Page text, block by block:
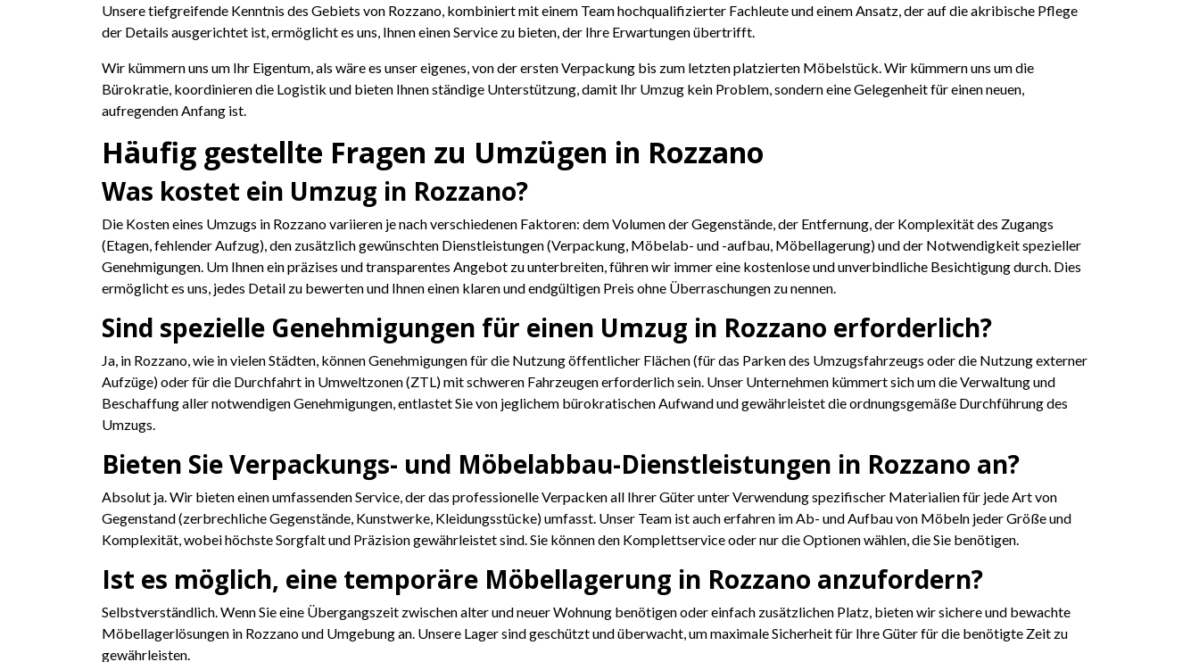
Unsere tiefgreifende Kenntnis des Gebiets von Rozzano, kombiniert mit einem Team hochqualifizierter Fachleute und einem Ansatz, der auf die akribische Pflege
der Details ausgerichtet ist, ermöglicht es uns, Ihnen einen Service zu bieten, der Ihre Erwartungen übertrifft.
Wir kümmern uns um Ihr Eigentum, als wäre es unser eigenes, von der ersten Verpackung bis zum letzten platzierten Möbelstück. Wir kümmern uns um die
Bürokratie, koordinieren die Logistik und bieten Ihnen ständige Unterstützung, damit Ihr Umzug kein Problem, sondern eine Gelegenheit für einen neuen,
aufregenden Anfang ist.
Häufig gestellte Fragen zu Umzügen in Rozzano
Was kostet ein Umzug in Rozzano?
Die Kosten eines Umzugs in Rozzano variieren je nach verschiedenen Faktoren: dem Volumen der Gegenstände, der Entfernung, der Komplexität des Zugangs
(Etagen, fehlender Aufzug), den zusätzlich gewünschten Dienstleistungen (Verpackung, Möbelab- und -aufbau, Möbellagerung) und der Notwendigkeit spezieller
Genehmigungen. Um Ihnen ein präzises und transparentes Angebot zu unterbreiten, führen wir immer eine kostenlose und unverbindliche Besichtigung durch. Dies
ermöglicht es uns, jedes Detail zu bewerten und Ihnen einen klaren und endgültigen Preis ohne Überraschungen zu nennen.
Sind spezielle Genehmigungen für einen Umzug in Rozzano erforderlich?
Ja, in Rozzano, wie in vielen Städten, können Genehmigungen für die Nutzung öffentlicher Flächen (für das Parken des Umzugsfahrzeugs oder die Nutzung externer
Aufzüge) oder für die Durchfahrt in Umweltzonen (ZTL) mit schweren Fahrzeugen erforderlich sein. Unser Unternehmen kümmert sich um die Verwaltung und
Beschaffung aller notwendigen Genehmigungen, entlastet Sie von jeglichem bürokratischen Aufwand und gewährleistet die ordnungsgemäße Durchführung des
Umzugs.
Bieten Sie Verpackungs- und Möbelabbau-Dienstleistungen in Rozzano an?
Absolut ja. Wir bieten einen umfassenden Service, der das professionelle Verpacken all Ihrer Güter unter Verwendung spezifischer Materialien für jede Art von
Gegenstand (zerbrechliche Gegenstände, Kunstwerke, Kleidungsstücke) umfasst. Unser Team ist auch erfahren im Ab- und Aufbau von Möbeln jeder Größe und
Komplexität, wobei höchste Sorgfalt und Präzision gewährleistet sind. Sie können den Komplettservice oder nur die Optionen wählen, die Sie benötigen.
Ist es möglich, eine temporäre Möbellagerung in Rozzano anzufordern?
Selbstverständlich. Wenn Sie eine Übergangszeit zwischen alter und neuer Wohnung benötigen oder einfach zusätzlichen Platz, bieten wir sichere und bewachte
Möbellagerlösungen in Rozzano und Umgebung an. Unsere Lager sind geschützt und überwacht, um maximale Sicherheit für Ihre Güter für die benötigte Zeit zu
gewährleisten.